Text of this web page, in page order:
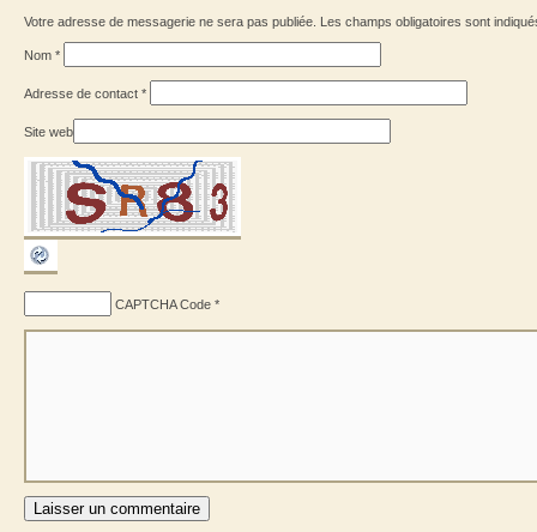
Votre adresse de messagerie ne sera pas publiée. Les champs obligatoires sont
Nom *
Adresse de contact *
Site web
CAPTCHA Code *